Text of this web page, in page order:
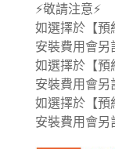
⚡敬請注意⚡
如選擇於【預
安裝費用會另
如選擇於【預
安裝費用會另
如選擇於【預
安裝費用會另